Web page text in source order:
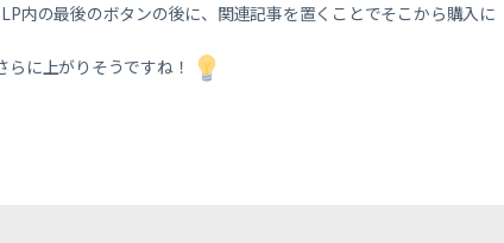
内の最後のボタンの後に、関連記事を置くことでそこから購入に
に上がりそうですね！